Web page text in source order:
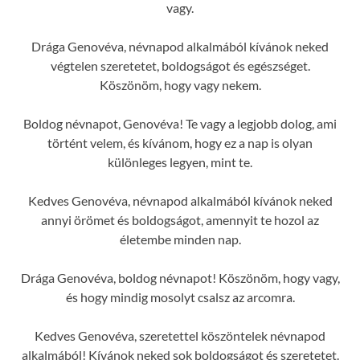
vagy.
Drága Genovéva, névnapod alkalmából kívánok neked
végtelen szeretetet, boldogságot és egészséget.
Köszönöm, hogy vagy nekem.
Boldog névnapot, Genovéva! Te vagy a legjobb dolog, ami
történt velem, és kívánom, hogy ez a nap is olyan
különleges legyen, mint te.
Kedves Genovéva, névnapod alkalmából kívánok neked
annyi örömet és boldogságot, amennyit te hozol az
életembe minden nap.
Drága Genovéva, boldog névnapot! Köszönöm, hogy vagy,
és hogy mindig mosolyt csalsz az arcomra.
Kedves Genovéva, szeretettel köszöntelek névnapod
alkalmából! Kívánok neked sok boldogságot és szeretetet.